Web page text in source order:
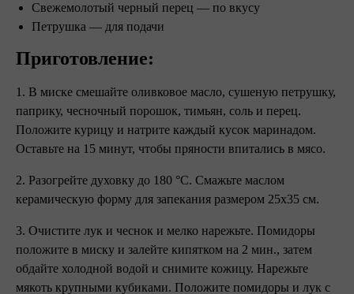
Свежемолотый черный перец — по вкусу
Петрушка — для подачи
Приготовление:
1. В миске смешайте оливковое масло, сушеную петрушку,
паприку, чесночный порошок, тимьян, соль и перец.
Положите курицу и натрите каждый кусок маринадом.
Оставьте на 15 минут, чтобы пряности впитались в мясо.
2. Разогрейте духовку до 180 °С. Смажьте маслом
керамическую форму для запекания размером 25х35 см.
3. Очистите лук и чеснок и мелко нарежьте. Помидоры
положите в миску и залейте кипятком на 2 мин., затем
обдайте холодной водой и снимите кожицу. Нарежьте
мякоть крупными кубиками. Положите помидоры и лук с